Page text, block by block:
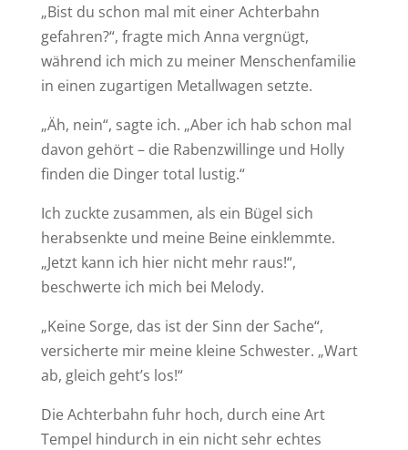
„Bist du schon mal mit einer Achterbahn
gefahren?“, fragte mich Anna vergnügt,
während ich mich zu meiner Menschenfamilie
in einen zugartigen Metallwagen setzte.
„Äh, nein“, sagte ich. „Aber ich hab schon mal
davon gehört – die Rabenzwillinge und Holly
finden die Dinger total lustig.“
Ich zuckte zusammen, als ein Bügel sich
herabsenkte und meine Beine einklemmte.
„Jetzt kann ich hier nicht mehr raus!“,
beschwerte ich mich bei Melody.
„Keine Sorge, das ist der Sinn der Sache“,
versicherte mir meine kleine Schwester. „Wart
ab, gleich geht’s los!“
Die Achterbahn fuhr hoch, durch eine Art
Tempel hindurch in ein nicht sehr echtes